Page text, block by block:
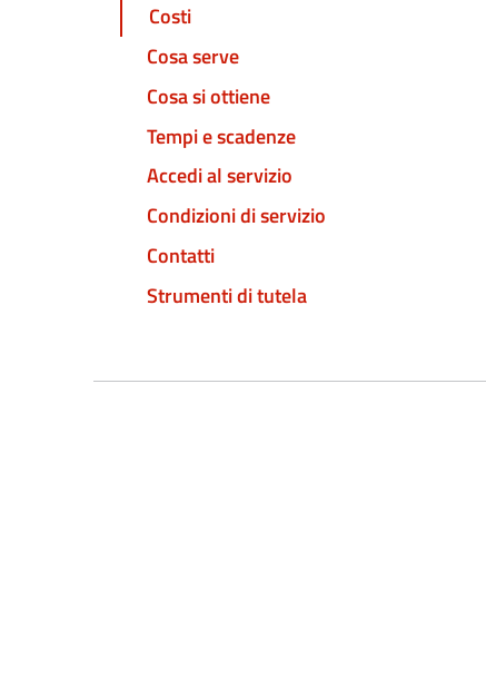
Costi
Cosa serve
Cosa si ottiene
Tempi e scadenze
Accedi al servizio
Condizioni di servizio
Contatti
Strumenti di tutela